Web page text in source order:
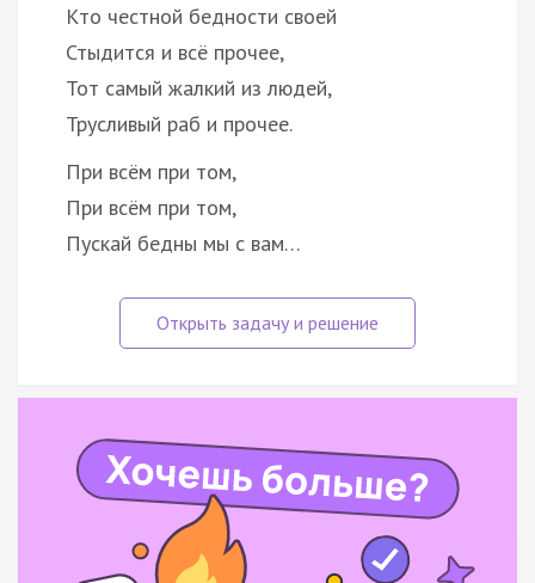
Кто честной бедности своей
Стыдится и всё прочее,
Тот самый жалкий из людей,
Трусливый раб и прочее.
При всём при том,
При всём при том,
Пускай бедны мы с вам…